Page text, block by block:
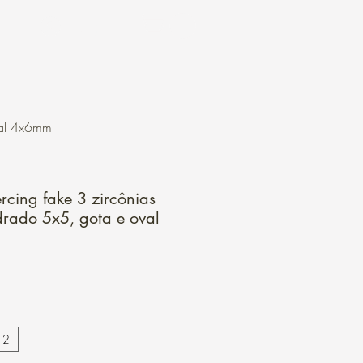
4x6mm
fake 3 zircônias
5x5, gota e oval
2